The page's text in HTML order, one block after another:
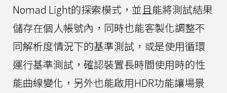
Nomad Light的探索模式，並且能將測試結果
儲存在個人帳號內，同時也能客製化調整不
同解析度情況下的基準測試，或是使用循環
運行基準測試，確認裝置長時間使用時的性
能曲線變化，另外也能啟用HDR功能讓場景